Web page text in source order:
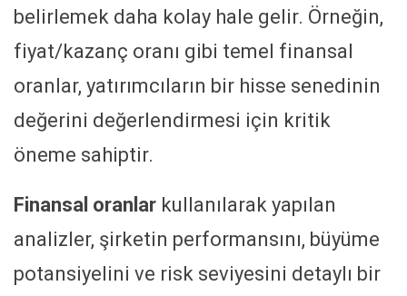
belirlemek daha kolay hale gelir. Örneğin,
fiyat/kazanç oranı gibi temel finansal
oranlar, yatırımcıların bir hisse senedinin
değerini değerlendirmesi için kritik
öneme sahiptir.
Finansal oranlar kullanılarak yapılan
analizler, şirketin performansını, büyüme
potansiyelini ve risk seviyesini detaylı bir